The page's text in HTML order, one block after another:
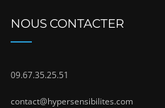
NOUS CONTACTER
09.67.35.25.51
contact@hypersensibilites.com